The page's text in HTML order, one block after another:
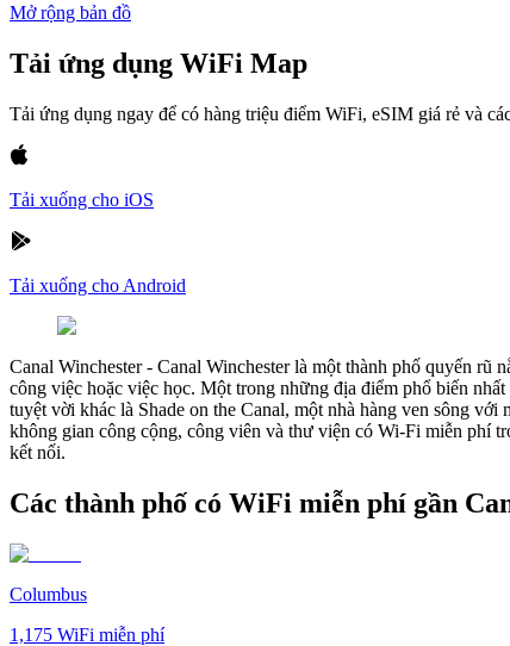
Mở rộng bản đồ
Tải ứng dụng WiFi Map
Tải ứng dụng ngay để có hàng triệu điểm WiFi, eSIM giá rẻ và
Tải xuống cho iOS
Tải xuống cho Android
Canal Winchester- Canal Winchester là một thành phố quyến rũ
công việc hoặc việc học. Một trong những địa điểm phổ biến
tuyệt vời khác là Shade on the Canal, một nhà hàng ven sông
không gian công cộng, công viên và thư viện có Wi-Fi miễn phí
kết nối.
Các thành phố có WiFi miễn phí gần
Columbus
1,175 WiFi miễn phí